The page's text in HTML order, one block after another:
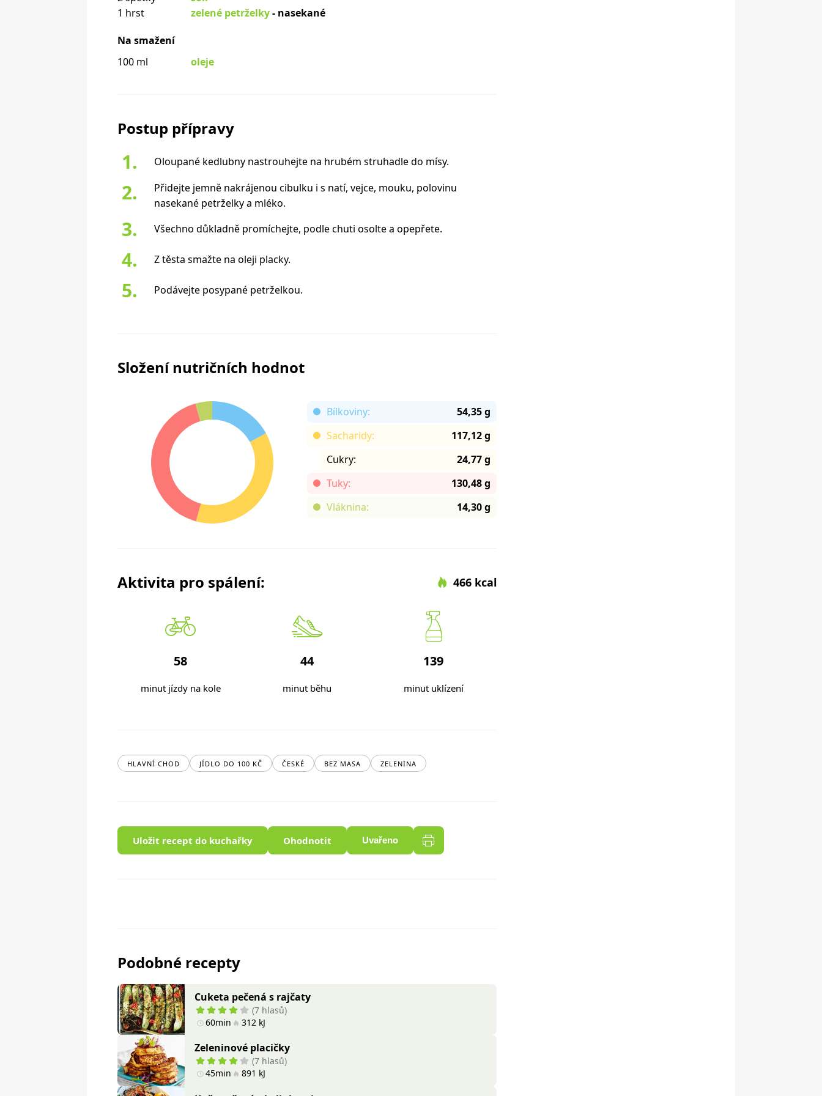
1 hrst
zelené petrželky- nasekané
Na smažení
100 ml
oleje
Postup přípravy
Oloupané kedlubny nastrouhejte na hrubém struhadle do mísy.
Přidejte jemně nakrájenou cibulku i s natí, vejce, mouku, polovinu
nasekané petrželky a mléko.
Všechno důkladně promíchejte, podle chuti osolte a opepřete.
Z těsta smažte na oleji placky.
Podávejte posypané petrželkou.
Složení nutričních hodnot
Bílkoviny:
54,35 g
Sacharidy:
117,12 g
Cukry:
24,77 g
Tuky:
130,48 g
Vláknina:
14,30 g
Aktivita pro spálení: 466 kcal
58
minut jízdy na kole
44
minut běhu
139
minut uklízení
HLAVNÍ CHOD JÍDLO DO 100 KČ ČESKÉ BEZ MASA ZELENINA
Uložit recept do kuchařky Ohodnotit Uvařeno
Podobné recepty
Cuketa pečená s rajčaty
(7 hlasů)
60min
312 kJ
Zeleninové placičky
(7 hlasů)
45min
891 kJ